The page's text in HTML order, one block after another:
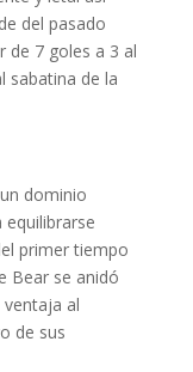
del pasado
de 7 goles a 3 al
sabatina de la
dominio
primer tiempo
Bear se anidó
al
de sus